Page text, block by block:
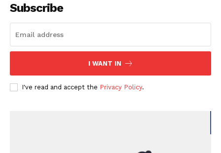
Subscribe
I WANT IN
I've read and accept the Privacy Policy.